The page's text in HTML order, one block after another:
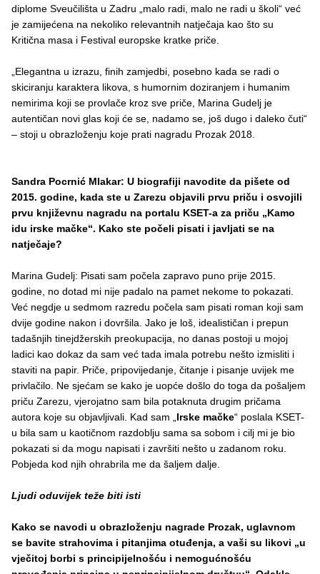
diplome Sveučilišta u Zadru „malo radi, malo ne radi u školi“ već
je zamijećena na nekoliko relevantnih natječaja kao što su
Kritična masa i Festival europske kratke priče.
„Elegantna u izrazu, finih zamjedbi, posebno kada se radi o
skiciranju karaktera likova, s humornim doziranjem i humanim
nemirima koji se provlače kroz sve priče, Marina Gudelj je
autentičan novi glas koji će se, nadamo se, još dugo i daleko čuti“
– stoji u obrazloženju koje prati nagradu Prozak 2018.
Sandra Pocrnić Mlakar: U biografiji navodite da pišete od
2015. godine, kada ste u Zarezu objavili prvu priču i osvojili
prvu književnu nagradu na portalu KSET-a za priču „Kamo
idu irske mačke“. Kako ste počeli pisati i javljati se na
natječaje?
Marina Gudelj: Pisati sam počela zapravo puno prije 2015.
godine, no dotad mi nije padalo na pamet nekome to pokazati.
Već negdje u sedmom razredu počela sam pisati roman koji sam
dvije godine nakon i dovršila. Jako je loš, idealističan i prepun
tadašnjih tinejdžerskih preokupacija, no danas postoji u mojoj
ladici kao dokaz da sam već tada imala potrebu nešto izmisliti i
staviti na papir. Priče, pripovijedanje, čitanje i pisanje uvijek me
privlačilo. Ne sjećam se kako je uopće došlo do toga da pošaljem
priču Zarezu, vjerojatno sam bila potaknuta drugim pričama
autora koje su objavljivali. Kad sam „ Irske mačke“ poslala KSET-
u bila sam u kaotičnom razdoblju sama sa sobom i cilj mi je bio
pokazati si da mogu napisati i završiti nešto u zadanom roku.
Pobjeda kod njih ohrabrila me da šaljem dalje.
Ljudi oduvijek teže biti isti
Kako se navodi u obrazloženju nagrade Prozak, uglavnom
se bavite strahovima i pitanjima otuđenja, a vaši su likovi „u
vječitoj borbi s principijelnošću i nemogućnošću